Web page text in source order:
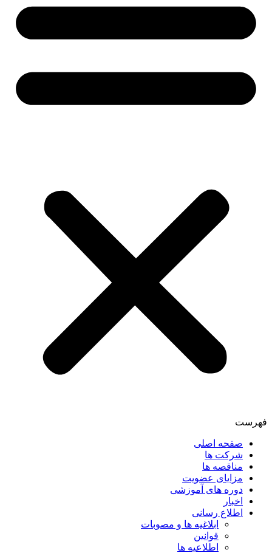
فهرست
صفحه اصلی
شرکت ها
مناقصه ها
مزایای عضویت
دوره های آموزشی
اخبار
اطلاع رسانی
ابلاغیه ها و مصوبات
قوانین
اطلاعیه ها